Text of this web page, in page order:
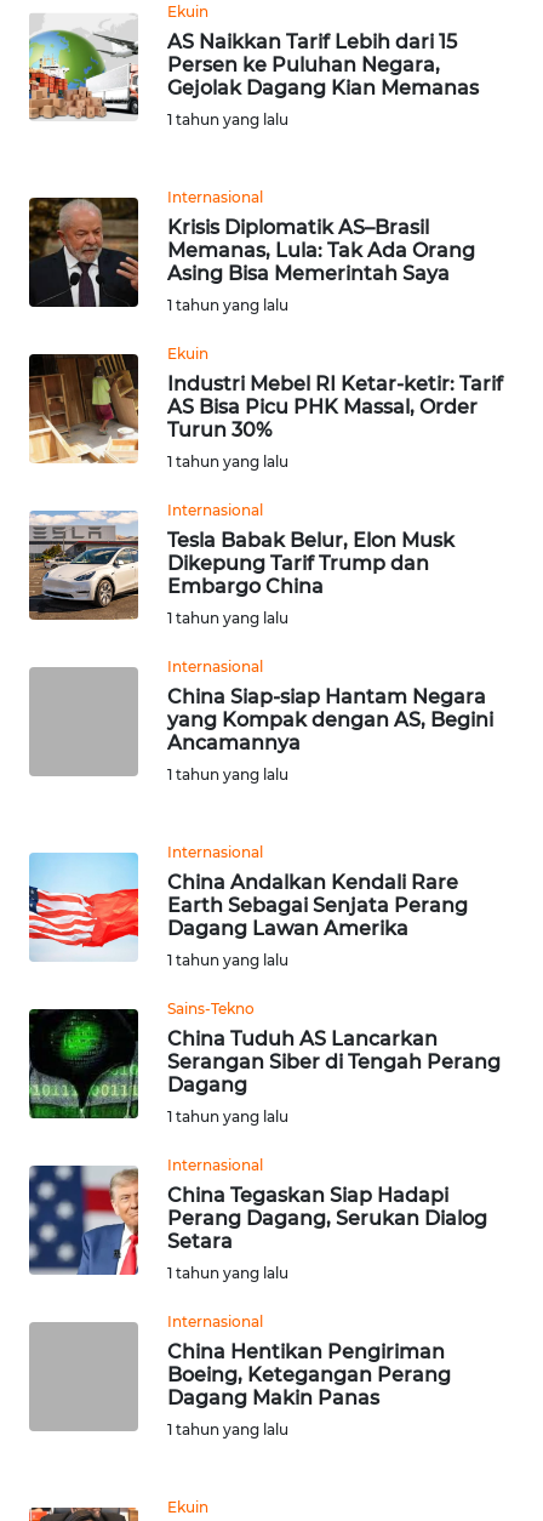
Ekuin
AS Naikkan Tarif Lebih dari 15
Persen ke Puluhan Negara,
Gejolak Dagang Kian Memanas
1 tahun yang lalu
Internasional
Krisis Diplomatik AS–Brasil
Memanas, Lula: Tak Ada Orang
Asing Bisa Memerintah Saya
1 tahun yang lalu
Ekuin
Industri Mebel RI Ketar-ketir: Tarif
AS Bisa Picu PHK Massal, Order
Turun 30%
1 tahun yang lalu
Internasional
Tesla Babak Belur, Elon Musk
Dikepung Tarif Trump dan
Embargo China
1 tahun yang lalu
Internasional
China Siap-siap Hantam Negara
yang Kompak dengan AS, Begini
Ancamannya
1 tahun yang lalu
Internasional
China Andalkan Kendali Rare
Earth Sebagai Senjata Perang
Dagang Lawan Amerika
1 tahun yang lalu
Sains-Tekno
China Tuduh AS Lancarkan
Serangan Siber di Tengah Perang
Dagang
1 tahun yang lalu
Internasional
China Tegaskan Siap Hadapi
Perang Dagang, Serukan Dialog
Setara
1 tahun yang lalu
Internasional
China Hentikan Pengiriman
Boeing, Ketegangan Perang
Dagang Makin Panas
1 tahun yang lalu
Ekuin
OPINI
EDITORIAL
INDEKS
BERITA
KONTAK
INFO
IKLAN
PEDOMAN
MEDIA
SIBER
News
Regional
SUMUT
WN
JAKARTA
WN
JABAR
WN
BANTEN
WN